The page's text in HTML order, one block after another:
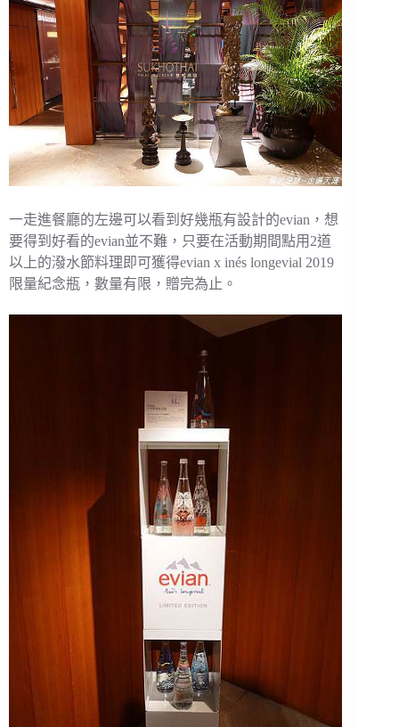
一走進餐廳的左邊可以看到好幾瓶有設計的evian，想
要得到好看的evian並不難，只要在活動期間點用2道
以上的潑水節料理即可獲得evian x inés longevial 2019
限量紀念瓶，數量有限，贈完為止。